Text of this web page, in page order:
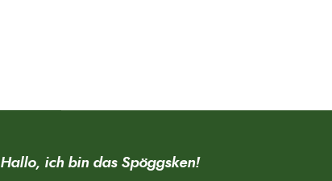
Hallo, ich bin das Spöggsken!